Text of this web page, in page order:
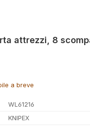
attrezzi, 8
a breve
WL61216
KNIPEX